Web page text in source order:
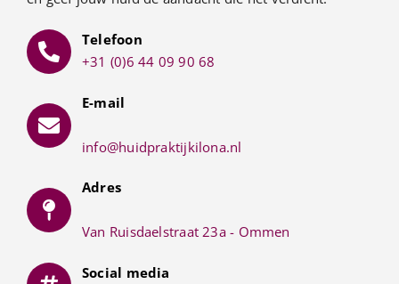
Telefoon
+31 (0)6 44 09 90 68
E-mail
info@huidpraktijkilona.nl
Adres
Van Ruisdaelstraat 23a - Ommen
Social media